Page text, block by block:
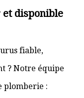
et disponible
fiable,
? Notre équipe
plomberie :